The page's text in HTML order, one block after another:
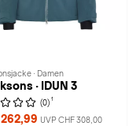
· Damen
· IDUN 3
(0) 1
UVP CHF 308,00